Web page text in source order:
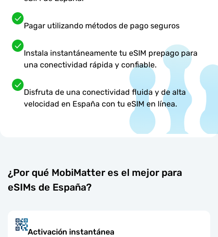
Pagar utilizando métodos de pago seguros
Instala instantáneamente tu eSIM prepago para
una conectividad rápida y confiable.
Disfruta de una conectividad fluida y de alta
velocidad en España con tu eSIM en línea.
¿Por qué MobiMatter es el mejor para
eSIMs de España?
Activación instantánea